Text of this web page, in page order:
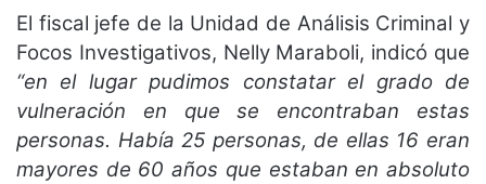
El fiscal jefe de la Unidad de Análisis Criminal y
Focos Investigativos, Nelly Maraboli, indicó que
“en el lugar pudimos constatar el grado de
vulneración en que se encontraban estas
personas. Había 25 personas, de ellas 16 eran
mayores de 60 años que estaban en absoluto